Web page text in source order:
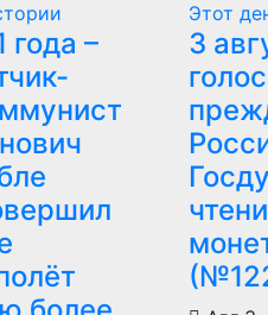
года –
Этот
3